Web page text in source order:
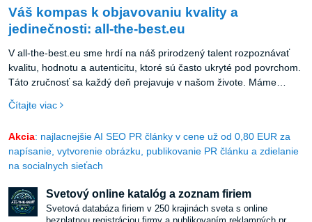
Váš kompas k objavovaniu kvality a
jedinečnosti: all-the-best.eu
V all-the-best.eu sme hrdí na náš prirodzený talent rozpoznávať
kvalitu, hodnotu a autenticitu, ktoré sú často ukryté pod povrchom.
Táto zručnosť sa každý deň prejavuje v našom živote. Máme
ovocnému koláču a ignoruje všetky ostatné. Alebo v obrovskej
tomu najlepšiemu filmu. Je ako keby sme mali v sebe prirodzený
kompas, ktorý nás bezchybne smeruje k tomu, čo má hĺbku, kvalitu
a potenciál.
Čítajte viac
Akcia: najlacnejšie AI SEO PR články v cene už od 0,80 EUR za
napísanie, vytvorenie obrázku, publikovanie PR článku a zdielanie
na socialnych sieťach
Svetový online katalóg a zoznam firiem
Svetová databáza firiem v 250 krajinách sveta s online